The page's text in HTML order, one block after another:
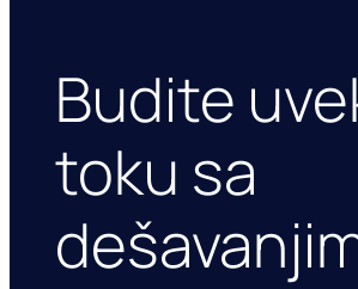
Budite
toku sa